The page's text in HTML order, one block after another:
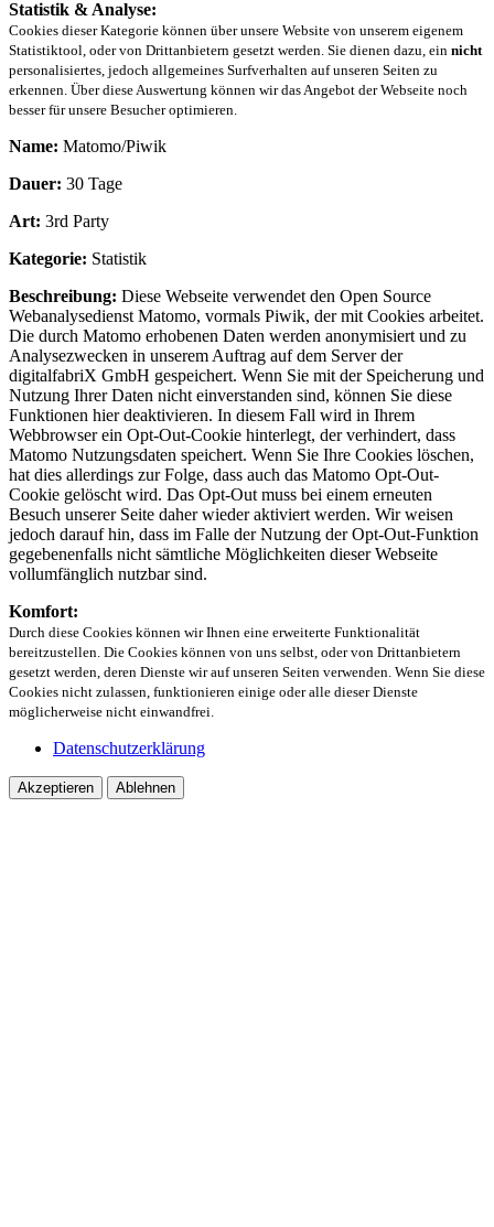
Statistik & Analyse:
Cookies dieser Kategorie können über unsere Website von unserem eigenem
Statistiktool, oder von Drittanbietern gesetzt werden. Sie dienen dazu, ein nicht
personalisiertes, jedoch allgemeines Surfverhalten auf unseren Seiten zu
erkennen. Über diese Auswertung können wir das Angebot der Webseite noch
besser für unsere Besucher optimieren.
Name: Matomo/Piwik
Dauer: 30 Tage
Art: 3rd Party
Kategorie: Statistik
Beschreibung: Diese Webseite verwendet den Open Source
Webanalysedienst Matomo, vormals Piwik, der mit Cookies arbeitet.
Die durch Matomo erhobenen Daten werden anonymisiert und zu
Analysezwecken in unserem Auftrag auf dem Server der
digitalfabriX GmbH gespeichert. Wenn Sie mit der Speicherung und
Nutzung Ihrer Daten nicht einverstanden sind, können Sie diese
Funktionen hier deaktivieren. In diesem Fall wird in Ihrem
Webbrowser ein Opt-Out-Cookie hinterlegt, der verhindert, dass
Matomo Nutzungsdaten speichert. Wenn Sie Ihre Cookies löschen,
hat dies allerdings zur Folge, dass auch das Matomo Opt-Out-
Cookie gelöscht wird. Das Opt-Out muss bei einem erneuten
Besuch unserer Seite daher wieder aktiviert werden. Wir weisen
jedoch darauf hin, dass im Falle der Nutzung der Opt-Out-Funktion
gegebenenfalls nicht sämtliche Möglichkeiten dieser Webseite
vollumfänglich nutzbar sind.
Komfort:
Durch diese Cookies können wir Ihnen eine erweiterte Funktionalität
bereitzustellen. Die Cookies können von uns selbst, oder von Drittanbietern
gesetzt werden, deren Dienste wir auf unseren Seiten verwenden. Wenn Sie diese
Cookies nicht zulassen, funktionieren einige oder alle dieser Dienste
möglicherweise nicht einwandfrei.
Datenschutzerklärung
Akzeptieren Ablehnen